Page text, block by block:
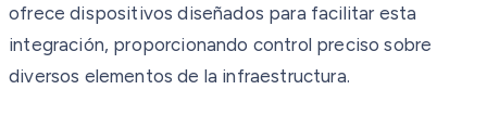
ofrece dispositivos diseñados para facilitar esta
integración, proporcionando control preciso sobre
diversos elementos de la infraestructura.